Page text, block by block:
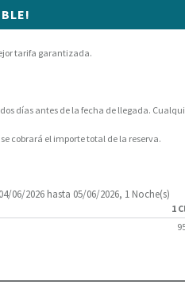
tarifa garantizada.
días antes de la fecha de llegada.
cobrará el importe total de la reserva.
06/2026 hasta 05/06/2026, 1 Noche(s)
1